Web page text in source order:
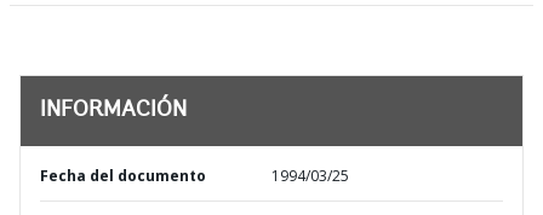
INFORMACIÓN
Fecha del documento 1994/03/25